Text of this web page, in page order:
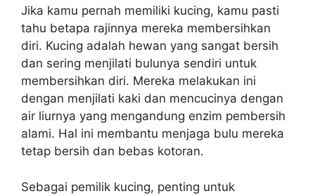
Jika kamu pernah memiliki kucing, kamu pasti
tahu betapa rajinnya mereka membersihkan
diri. Kucing adalah hewan yang sangat bersih
dan sering menjilati bulunya sendiri untuk
membersihkan diri. Mereka melakukan ini
dengan menjilati kaki dan mencucinya dengan
air liurnya yang mengandung enzim pembersih
alami. Hal ini membantu menjaga bulu mereka
tetap bersih dan bebas kotoran.
Sebagai pemilik kucing, penting untuk